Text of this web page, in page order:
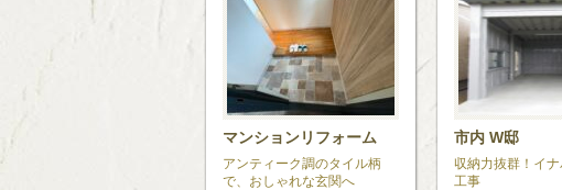
マンションリフォーム
アンティーク調のタイル柄
で、おしゃれな玄関へ
市内 W邸
収納力抜群！イ
工事